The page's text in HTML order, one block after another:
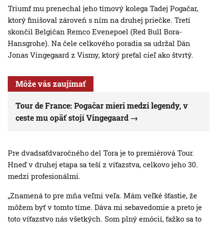
Triumf mu prenechal jeho tímový kolega Tadej Pogačar,
ktorý finišoval zároveň s ním na druhej priečke. Tretí
skončil Belgičan Remco Evenepoel (Red Bull Bora-
Hansgrohe). Na čele celkového poradia sa udržal Dán
Jonas Vingegaard z Vismy, ktorý preťal cieľ ako štvrtý.
Môže vás zaujímať
Tour de France: Pogačar mieri medzi legendy, v
ceste mu opäť stojí Vingegaard
Pre dvadsaťdvaročného del Tora je to premiérová Tour.
Hneď v druhej etapa sa teší z víťazstva, celkovo jeho 30.
medzi profesionálmi.
„Znamená to pre mňa veľmi veľa. Mám veľké šťastie, že
môžem byť v tomto tíme. Dáva mi sebavedomie a preto je
toto víťazstvo nás všetkých. Som plný emócií, ťažko sa to